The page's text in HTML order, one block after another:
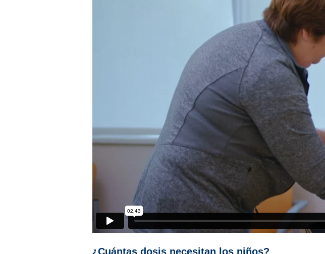
¿Cuántas dosis necesitan los niños?